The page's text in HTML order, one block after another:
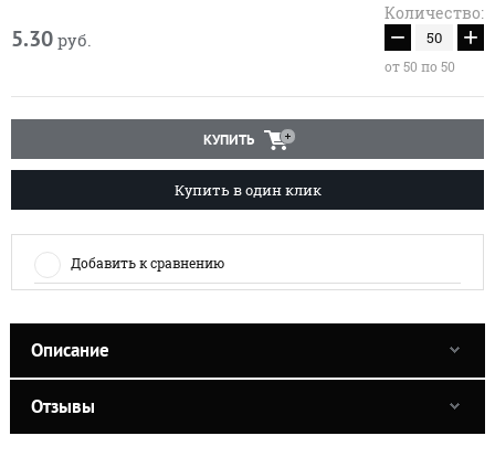
5.30 руб.
Количество:
− +
от 50 по 50
КУПИТЬ
Купить в один клик
Добавить к сравнению
Описание
Отзывы